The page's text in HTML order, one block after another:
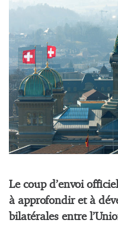
Le coup d’envoi
à approfondir et à
bilatérales entre